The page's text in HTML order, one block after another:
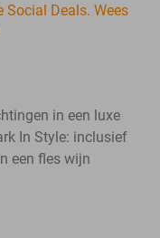
Deals. Wees
in een luxe
In Style: inclusief
een fles wijn